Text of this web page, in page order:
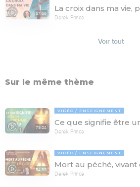
57:56
La croix dans ma vie,
Derek Prince
Voir tout
Sur le même thème
75:04
VIDÉO ENSEIGNEMENT
Ce que signifie être
Derek Prince
54:39
VIDÉO ENSEIGNEMENT
Mort au péché, vivant
Derek Prince